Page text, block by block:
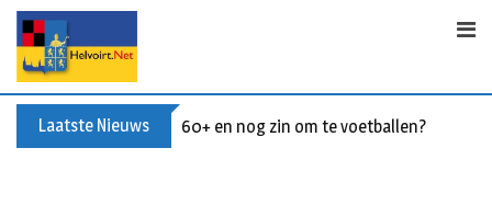
Skip
content
Laatste Nieuws 60+ en nog zin om te voetballen? Kom